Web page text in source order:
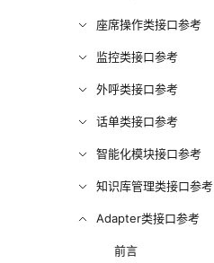
座席操作类接口参考
监控类接口参考
外呼类接口参考
话单类接口参考
智能化模块接口参考
知识库管理类接口参考
Adapter类接口参考
前言